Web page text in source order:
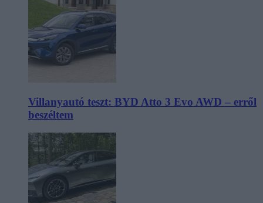
Villanyautó teszt: BYD Atto 3 Evo AWD – erről
beszéltem